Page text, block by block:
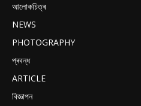
আলোকচিত্ৰ
NEWS
PHOTOGRAPHY
প্ৰবন্ধ
ARTICLE
বিজ্ঞাপন